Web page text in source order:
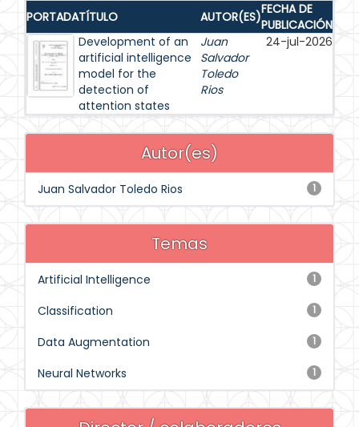
PORTADATÍTULO AUTOR(ES)FECHA DE
PUBLICACIÓN
Development of an
artificial intelligence
model for the
detection of
attention states
Juan
Salvador
Toledo
Rios
24-jul-2026
Autor(es)
1
Juan Salvador Toledo Rios
Temas
1
Artificial Intelligence
1
Classification
1
Data Augmentation
1
Neural Networks